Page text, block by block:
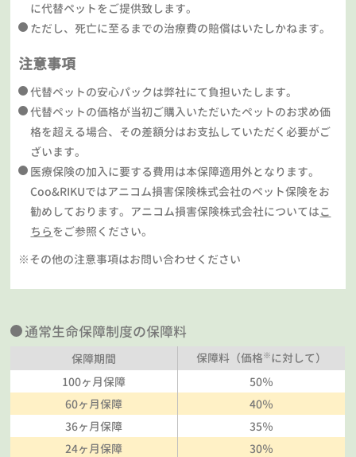
に代替ペットをご提供致します。
ただし、死亡に至るまでの治療費の賠償はいたしかねます。
注意事項
代替ペットの安心パックは弊社にて負担いたします。
代替ペットの価格が当初ご購入いただいたペットのお求め価
格を超える場合、その差額分はお支払していただく必要がご
ざいます。
医療保険の加入に要する費用は本保障適用外となります。
Coo&RIKUではアニコム損害保険株式会社のペット保険をお
勧めしております。アニコム損害保険株式会社についてはこ
ちらをご参照ください。
※その他の注意事項はお問い合わせください
通常生命保障制度の保障料
保障期間 保障料（価格※に対して）
100ヶ月保障
50％
60ヶ月保障
40％
36ヶ月保障
35％
24ヶ月保障
30％